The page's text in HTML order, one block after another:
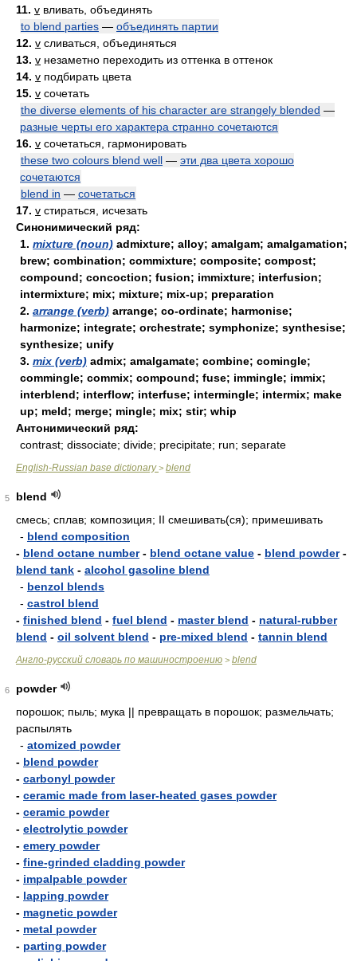
11. v вливать, объединять
to blend parties — объединять партии
12. v сливаться, объединяться
13. v незаметно переходить из оттенка в оттенок
14. v подбирать цвета
15. v сочетать
the diverse elements of his character are strangely blended —
разные черты его характера странно сочетаются
16. v сочетаться, гармонировать
these two colours blend well — эти два цвета хорошо
сочетаются
blend in — сочетаться
17. v стираться, исчезать
Синонимический ряд:
1. mixture (noun) admixture; alloy; amalgam; amalgamation;
brew; combination; commixture; composite; compost;
compound; concoction; fusion; immixture; interfusion;
intermixture; mix; mixture; mix-up; preparation
2. arrange (verb) arrange; co-ordinate; harmonise;
harmonize; integrate; orchestrate; symphonize; synthesise;
synthesize; unify
3. mix (verb) admix; amalgamate; combine; comingle;
commingle; commix; compound; fuse; immingle; immix;
interblend; interflow; interfuse; intermingle; intermix; make
up; meld; merge; mingle; mix; stir; whip
Антонимический ряд:
contrast; dissociate; divide; precipitate; run; separate
English-Russian base dictionary> blend
5
blend
смесь; сплав; композиция; II смешивать(ся); примешивать
- blend composition
- blend octane number- blend octane value - blend powder-
blend tank - alcohol gasoline blend
- benzol blends
- castrol blend
- finished blend - fuel blend - master blend - natural-rubber
blend - oil solvent blend - pre-mixed blend - tannin blend
Англо-русский словарь по машиностроению > blend
6
powder
порошок; пыль; мука || превращать в порошок; размельчать;
распылять
- atomized powder
- blend powder
- carbonyl powder
- ceramic made from laser-heated gases powder
- ceramic powder
- electrolytic powder
- emery powder
- fine-grinded cladding powder
- impalpable powder
- lapping powder
- magnetic powder
- metal powder
- parting powder